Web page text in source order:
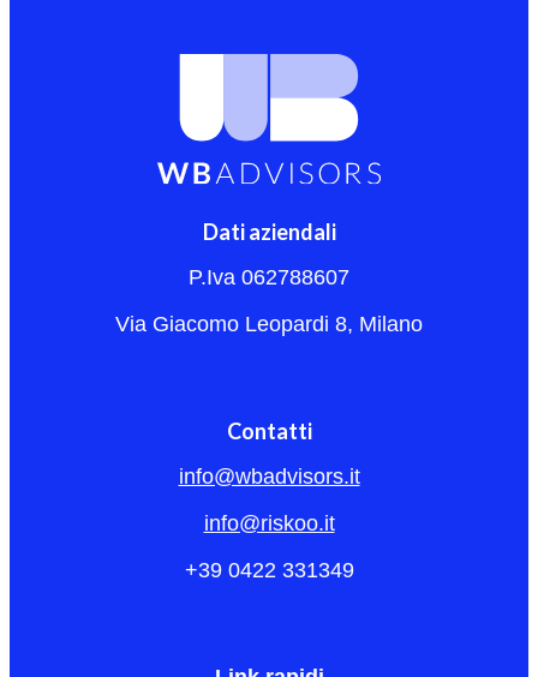
Dati aziendali
P.Iva 062788607
Via Giacomo Leopardi 8, Milano
Contatti
info@wbadvisors.it
info@riskoo.it
+39 0422 331349